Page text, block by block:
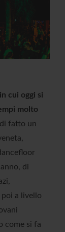
cui oggi si
molto
fatto un
di
a livello
come si fa